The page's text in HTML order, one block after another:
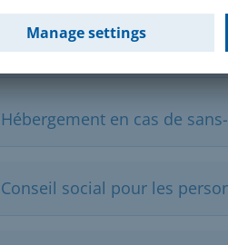
Offres pour les sans-abri à
(PDF)
Hébergement en cas de
Conseil social pour les